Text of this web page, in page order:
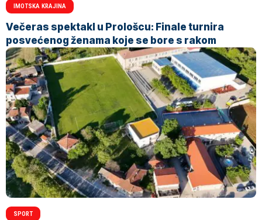
IMOTSKA KRAJINA
Večeras spektakl u Prološcu: Finale turnira
posvećenog ženama koje se bore s rakom
SPORT